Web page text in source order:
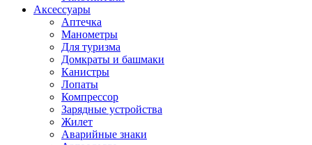
Аксессуары
Аптечка
Манометры
Для туризма
Домкраты и башмаки
Канистры
Лопаты
Компрессор
Зарядные устройства
Жилет
Аварийные знаки